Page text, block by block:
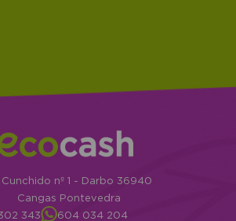
nº 1 - Darbo 36940
Cangas Pontevedra
343
604 034 204